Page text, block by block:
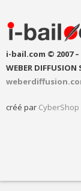
i-bail.com © 2007
WEBER DIFFUSION
créé par CyberShop